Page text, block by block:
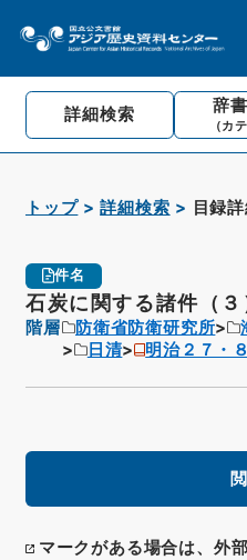
詳細検索 辞
（カ
トップ 詳細検索 目録詳
件名
石炭に関する諸件（３
階層 防衛省防衛研究所
日清
明治２７・
マークがある場合は、外